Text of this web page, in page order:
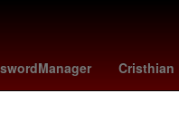
Cristhian
cavaliers - rockets